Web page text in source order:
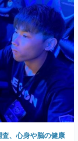
、心身や脳の健康